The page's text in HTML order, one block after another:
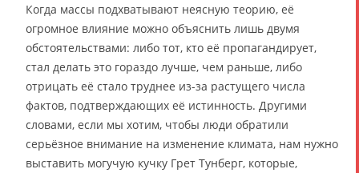
Когда массы подхватывают неясную теорию, её
огромное влияние можно объяснить лишь двумя
обстоятельствами: либо тот, кто её пропагандирует,
стал делать это гораздо лучше, чем раньше, либо
отрицать её стало труднее из-за растущего числа
фактов, подтверждающих её истинность. Другими
словами, если мы хотим, чтобы люди обратили
серьёзное внимание на изменение климата, нам нужно
выставить могучую кучку Грет Тунберг, которые,